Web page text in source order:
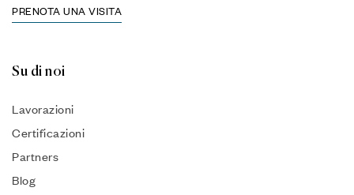
PRENOTA UNA VISITA
Su di noi
Lavorazioni
Certificazioni
Partners
Blog